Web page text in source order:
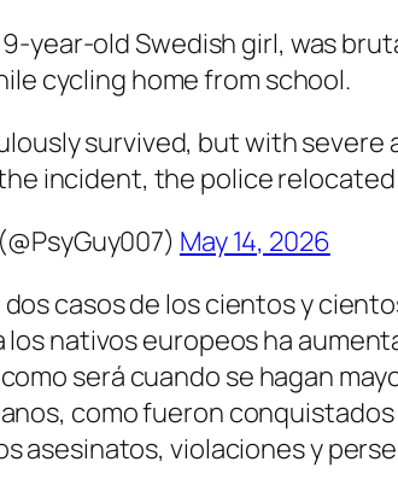
year-old Swedish girl, was
cycling home from school.
survived, but with severe
incident, the police relocated
(@PsyGuy007) May 14, 2026
casos de los cientos y
los nativos europeos ha
será cuando se hagan
como fueron conquistados
asesinatos, violaciones y